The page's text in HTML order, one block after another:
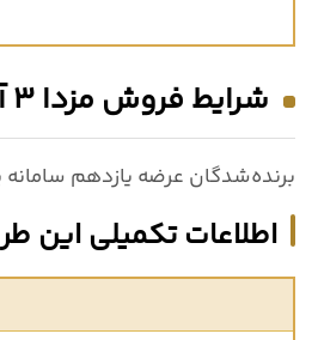
شرایط فروش مزدا 3 آفتاب خودرو – ویژه برندگان سامانه یکپارچه
برنده‌شدگان عرضه یازدهم سامانه
اطلاعات تکمیلی این